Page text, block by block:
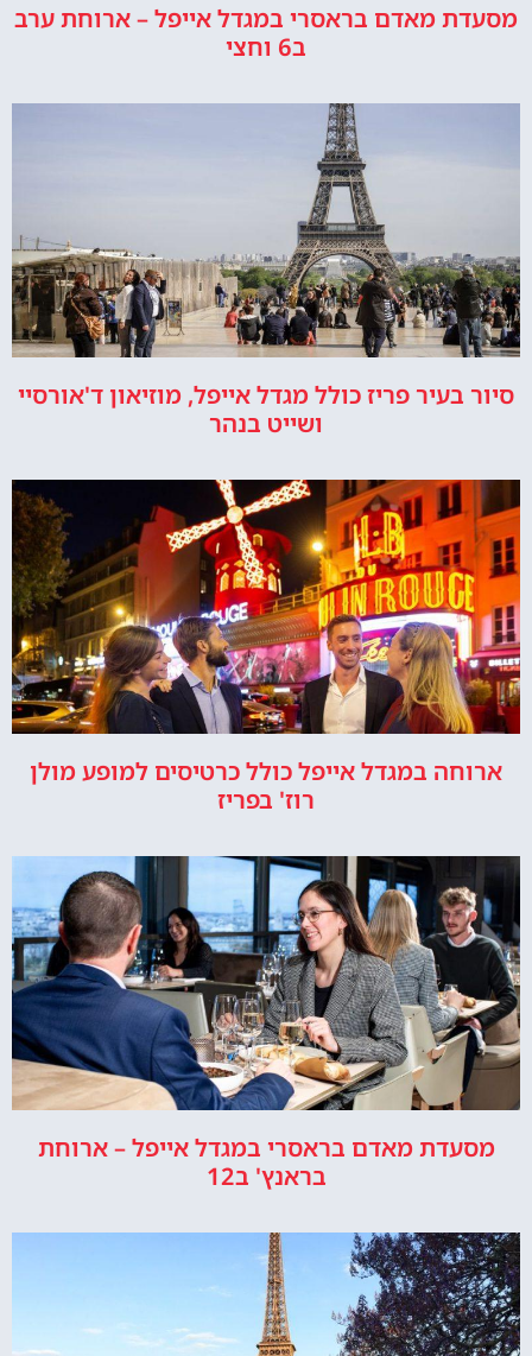
מסעדת מאדם בראסרי במגדל אייפל – ארוחת ערב
ב6 וחצי
סיור בעיר פריז כולל מגדל אייפל, מוזיאון ד'אורסיי
ושייט בנהר
ארוחה במגדל אייפל כולל כרטיסים למופע מולן
רוז' בפריז
מסעדת מאדם בראסרי במגדל אייפל – ארוחת
בראנץ' ב12